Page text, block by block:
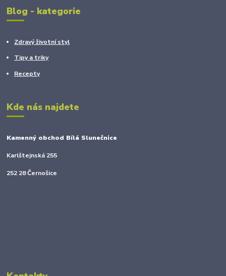
Blog - kategorie
Zdravý životní styl
Tipy a triky
Recepty
Kde nás najdete
Kamenný obchod Bílá Slunečnice
Karlštejnská 255
252 28 Černošice